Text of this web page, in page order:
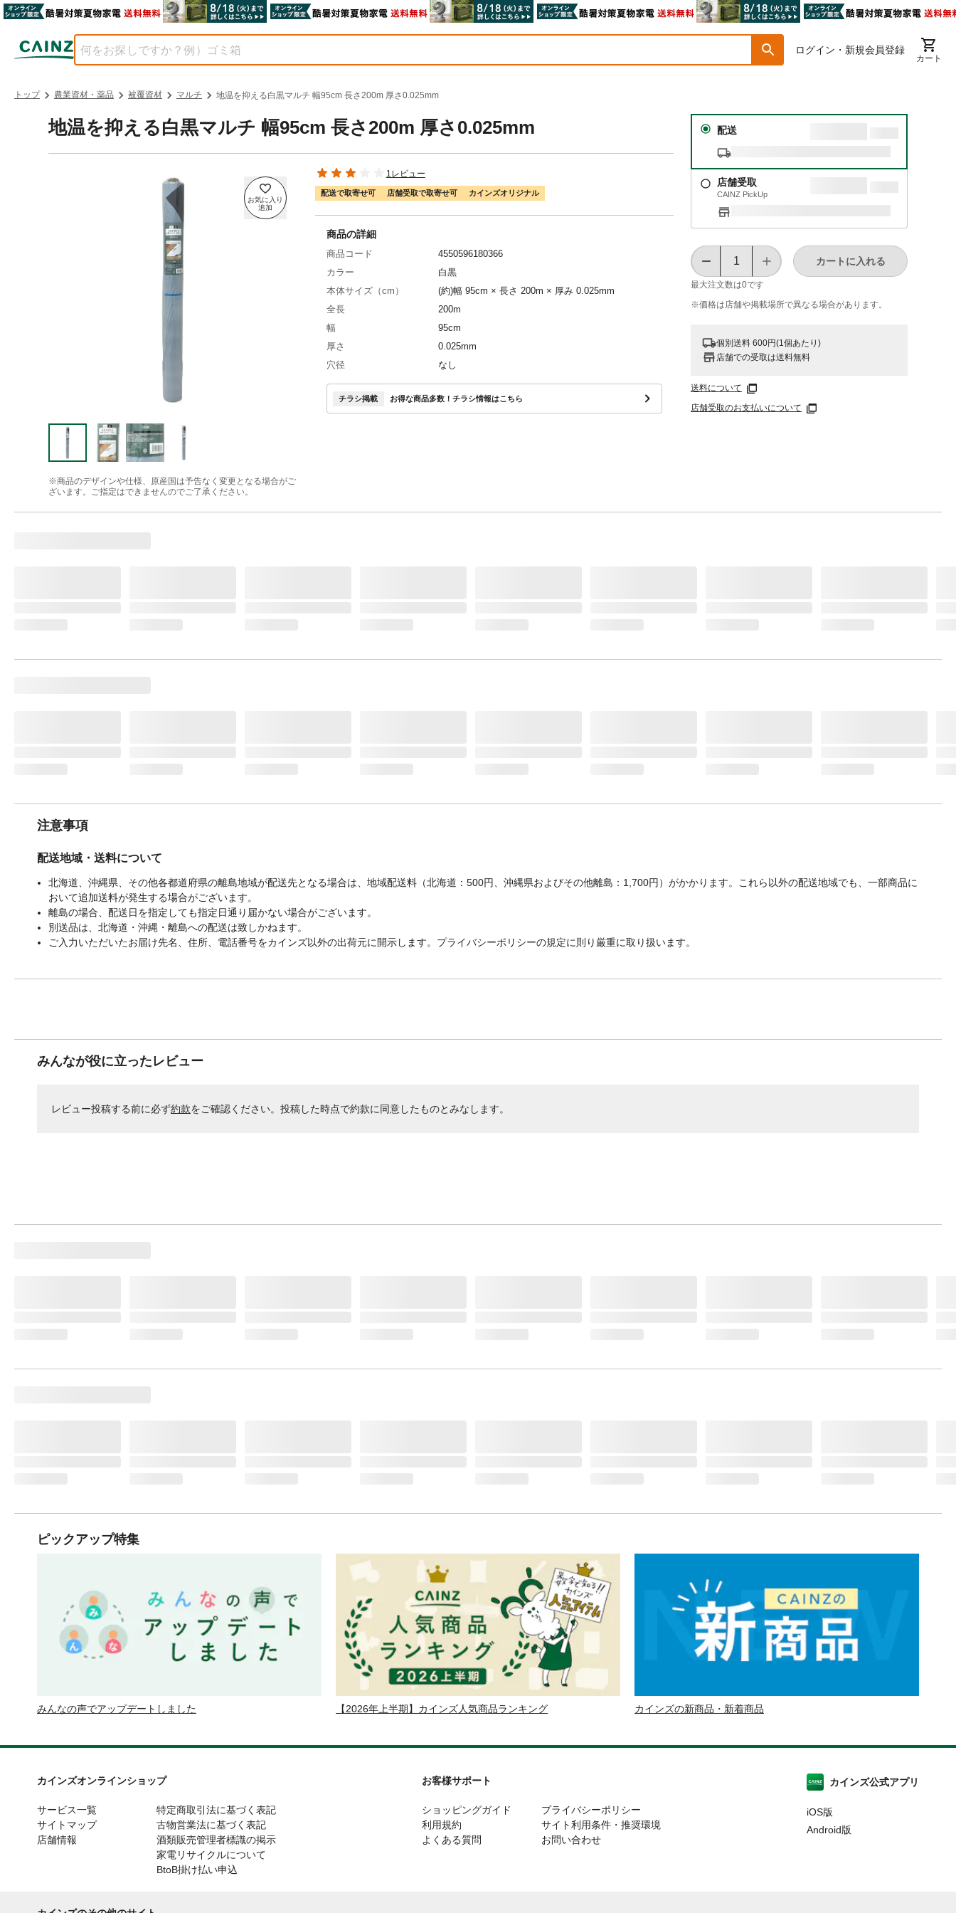
ログイン・新規会員登録
カート
トップ 農業資材・薬品 被覆資材 マルチ 地温を抑える白黒マルチ 幅95cm 長さ200m 厚さ0.025mm
地温を抑える白黒マルチ 幅95cm 長さ200m 厚さ0.025mm
※商品のデザインや仕様、原産国は予告なく変更となる場合がご
ざいます。ご指定はできませんのでご了承ください。
1レビュー
配送で取寄せ可 店舗受取で取寄せ可 カインズオリジナル
配送
店舗受取
CAINZ PickUp
最大注文数は0です
カートに入れる
※価格は​店舗や​掲載場所で​異なる​場合が​あります。
個別送料 600円(1個あたり)
店舗での受取は送料無料
送料について
店舗受取のお支払いについて
商品の詳細
商品コード
4550596180366
カラー
白黒
本体サイズ（cm）
(約)幅 95cm × 長さ 200m × 厚み 0.025mm
全長
200m
幅
95cm
厚さ
0.025mm
穴径
なし
特徴
表の白面が太陽光での地温上昇を抑制
商品説明
表面の白と裏面の黒で地温上昇抑制と雑草抑制。
原産国
中国
チラシ掲載 お得な商品多数！チラシ情報はこちら
注意事項
配送地域・送料について
北海道、沖縄県、その他各都道府県の離島地域が配送先となる場合は、地域配送料（北海道：500円、沖縄県およびその他離島：1,700円）がかかります。これら以外の配送地域でも、一部商品に
おいて追加送料が発生する場合がございます。
離島の場合、配送日を指定しても指定日通り届かない場合がございます。
別送品は、北海道・沖縄・離島への配送は致しかねます。
ご入力いただいたお届け先名、住所、電話番号をカインズ以外の出荷元に開示します。プライバシーポリシーの規定に則り厳重に取り扱います。
みんなが役に立ったレビュー
レビュー投稿する前に必ず約款をご確認ください。投稿した時点で約款に同意したものとみなします。
ピックアップ特集
みんなの声でアップデートしました 【2026年上半期】カインズ人気商品ランキング カインズの新商品・新着商品
カインズオンラインショップ
サービス一覧
サイトマップ
店舗情報
特定商取引法に基づく表記
古物営業法に基づく表記
酒類販売管理者標識の掲示
家電リサイクルについて
BtoB掛け払い申込
お客様サポート
ショッピングガイド
利用規約
よくある質問
プライバシーポリシー
サイト利用条件・推奨環境
お問い合わせ
カインズ公式アプリ
iOS版
Android版